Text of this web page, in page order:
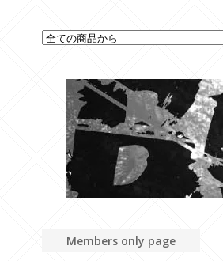
Members only page